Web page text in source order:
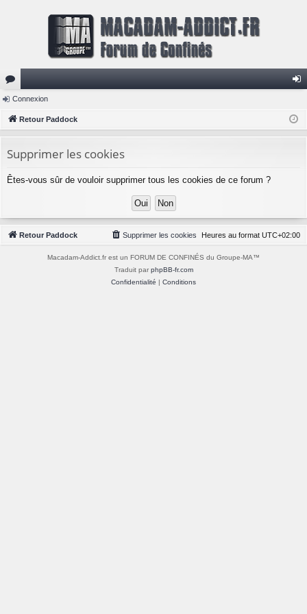
or
u
s
ne
Connexion
Retour Paddock
Supprimer les cookies
Êtes-vous sûr de vouloir supprimer tous les cookies de ce forum ?
Retour Paddock Heures au format UTC+02:00
Supprimer les cookies
Macadam-Addict.fr est un FORUM DE CONFINÉS du Groupe-MA™
Traduit par phpBB-fr.com
Confidentialité | Conditions